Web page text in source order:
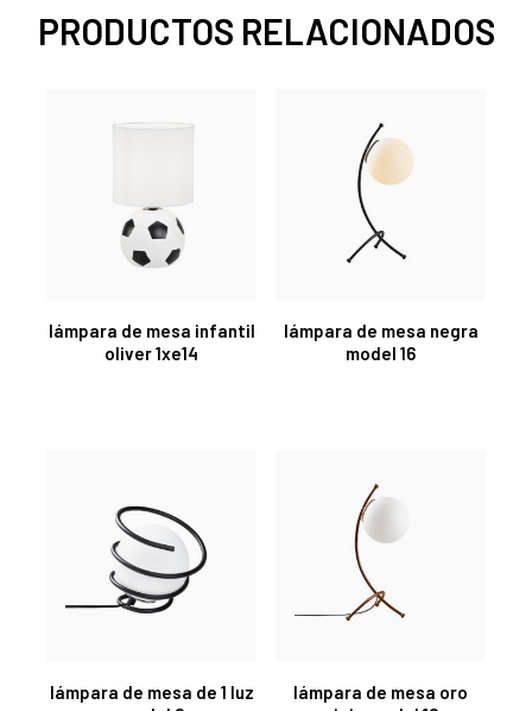
PRODUCTOS RELACIONADOS
lámpara de mesa infantil
oliver 1xe14
lámpara de mesa negra
model 16
lámpara de mesa de 1 luz
lámpara de mesa oro